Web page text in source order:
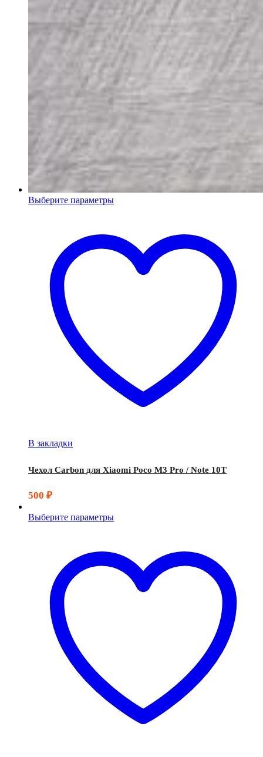
Выберите параметры
В закладки
Чехол Carbon для Xiaomi Poco M3 Pro / Note 10T
500 ₽
Выберите параметры